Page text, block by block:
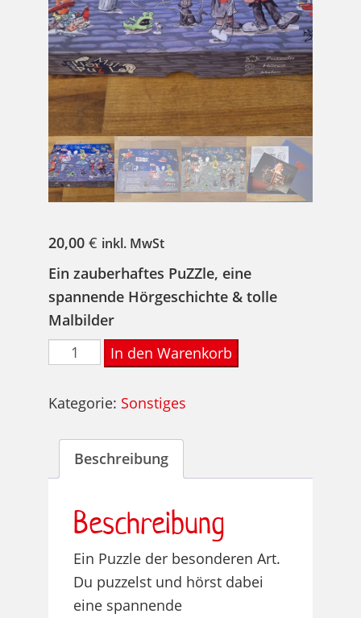
20,00 € inkl. MwSt
Ein zauberhaftes PuZZle, eine
spannende Hörgeschichte & tolle
Malbilder
ZaPPaloTTs
HörMalPuzzle
Menge
In den Warenkorb
Kategorie: Sonstiges
Beschreibung
Beschreibung
Ein Puzzle der besonderen Art.
Du puzzelst und hörst dabei
eine spannende